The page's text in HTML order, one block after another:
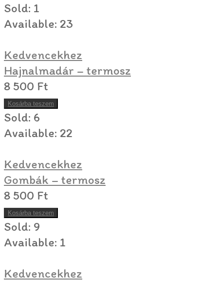
Sold: 1
Available: 23
Kedvencekhez
Hajnalmadár – termosz
8 500 Ft
Kosárba teszem
Sold: 6
Available: 22
Kedvencekhez
Gombák – termosz
8 500 Ft
Kosárba teszem
Sold: 9
Available: 1
Kedvencekhez